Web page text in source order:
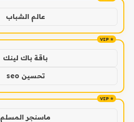
عالم الشباب
باقة باك لينك
تحسين seo
ماسنجر المسلم